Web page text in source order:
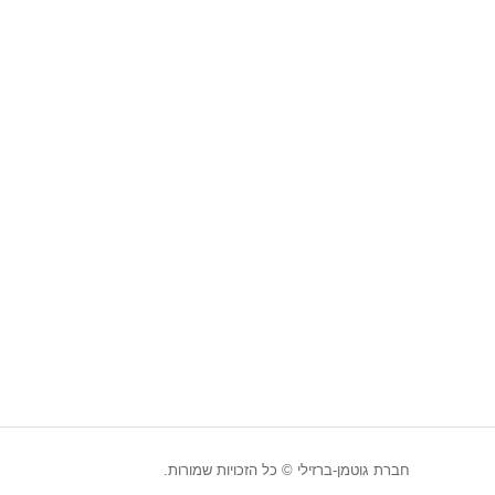
חברת גוטמן-ברזילי © כל הזכויות שמורות.